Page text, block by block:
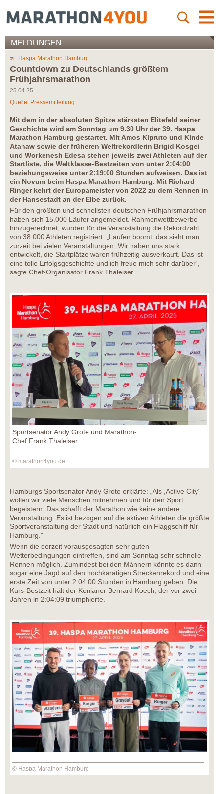
MELDUNGEN
Haspa Marathon Hamburg
Countdown zu Deutschlands größtem
Frühjahrsmarathon
25.04.25
Quelle: Pressemitteilung
Mit dem in der absoluten Spitze stärksten Elitefeld seiner
Geschichte wird am Sonntag um 9.30 Uhr der 39. Haspa
Marathon Hamburg gestartet. Mit Amos Kipruto und Kinde
Atanaw sowie der früheren Weltrekordlerin Brigid Kosgei
und Workenesh Edesa stehen jeweils zwei Athleten auf der
Startliste, die Weltklasse-Bestzeiten von unter 2:04:00
beziehungsweise unter 2:19:00 Stunden aufweisen. Das ist
ein Novum beim Haspa Marathon Hamburg. Mit Richard
Ringer kehrt der Europameister von 2022 zu dem Rennen in
der Hansestadt an der Elbe zurück.
Für den größten und schnellsten deutschen Frühjahrsmarathon
haben sich 15.000 Läufer angemeldet. Rahmenwettbewerbe
hinzugerechnet, wurden für die Veranstaltung die Rekordzahl
von 38.000 Athleten registriert. „Laufen boomt, das sieht man
zurzeit bei vielen Veranstaltungen. Wir haben uns stark
entwickelt, die Startplätze waren frühzeitig ausverkauft. Das ist
eine tolle Erfolgsgeschichte und ich freue mich sehr darüber“,
sagte Chef-Organisator Frank Thaleiser.
Sportsenator Andy Grote und Marathon-
Chef Frank Thaleiser
© marathon4you.de
Hamburgs Sportsenator Andy Grote erklärte: „Als ,Active City’
wollen wir viele Menschen mitnehmen und für den Sport
begeistern. Das schafft der Marathon wie keine andere
Veranstaltung. Es ist bezogen auf die aktiven Athleten die größte
Sportveranstaltung der Stadt und natürlich ein Flaggschiff für
Hamburg."
Wenn die derzeit vorausgesagten sehr guten
Wetterbedingungen eintreffen, sind am Sonntag sehr schnelle
Rennen möglich. Zumindest bei den Männern könnte es dann
sogar eine Jagd auf den hochkarätigen Streckenrekord und eine
erste Zeit von unter 2:04:00 Stunden in Hamburg geben. Die
Kurs-Bestzeit hält der Kenianer Bernard Koech, der vor zwei
Jahren in 2:04:09 triumphierte.
© Haspa Marathon Hamburg